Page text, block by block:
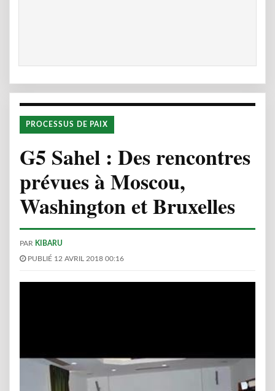
PROCESSUS DE PAIX
G5 Sahel : Des rencontres
prévues à Moscou,
Washington et Bruxelles
PAR KIBARU
PUBLIÉ 12 AVRIL 2018 00:16